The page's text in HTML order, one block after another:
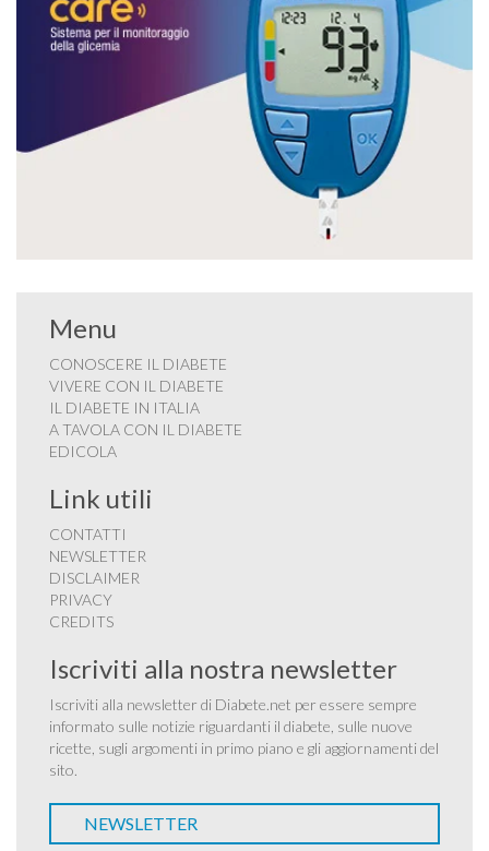
Menu
CONOSCERE IL DIABETE
VIVERE CON IL DIABETE
IL DIABETE IN ITALIA
A TAVOLA CON IL DIABETE
EDICOLA
Link utili
CONTATTI
NEWSLETTER
DISCLAIMER
PRIVACY
CREDITS
Iscriviti alla nostra newsletter
Iscriviti alla newsletter di Diabete.net per essere sempre
informato sulle notizie riguardanti il diabete, sulle nuove
ricette, sugli argomenti in primo piano e gli aggiornamenti del
sito.
NEWSLETTER